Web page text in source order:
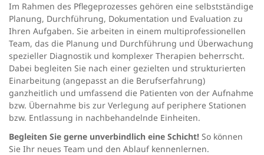
Im Rahmen des Pflegeprozesses gehören eine selbstständige
Planung, Durchführung, Dokumentation und Evaluation zu
Ihren Aufgaben. Sie arbeiten in einem multiprofessionellen
Team, das die Planung und Durchführung und Überwachung
spezieller Diagnostik und komplexer Therapien beherrscht.
Dabei begleiten Sie nach einer gezielten und strukturierten
Einarbeitung (angepasst an die Berufserfahrung)
ganzheitlich und umfassend die Patienten von der Aufnahme
bzw. Übernahme bis zur Verlegung auf periphere Stationen
bzw. Entlassung in nachbehandelnde Einheiten.
Begleiten Sie gerne unverbindlich eine Schicht! So können
Sie Ihr neues Team und den Ablauf kennenlernen.